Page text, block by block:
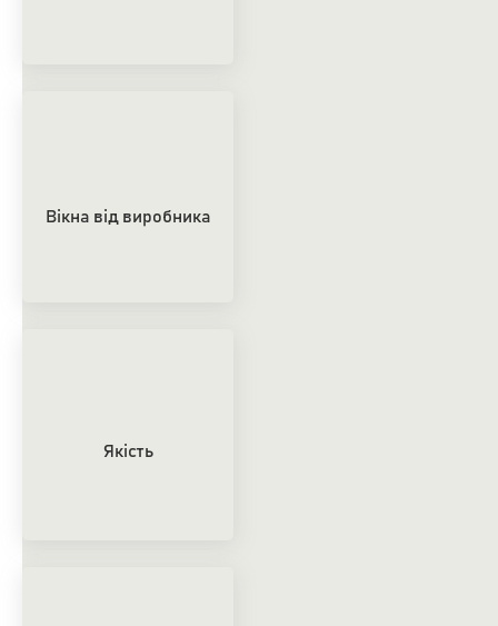
Вікна від виробника
Якість